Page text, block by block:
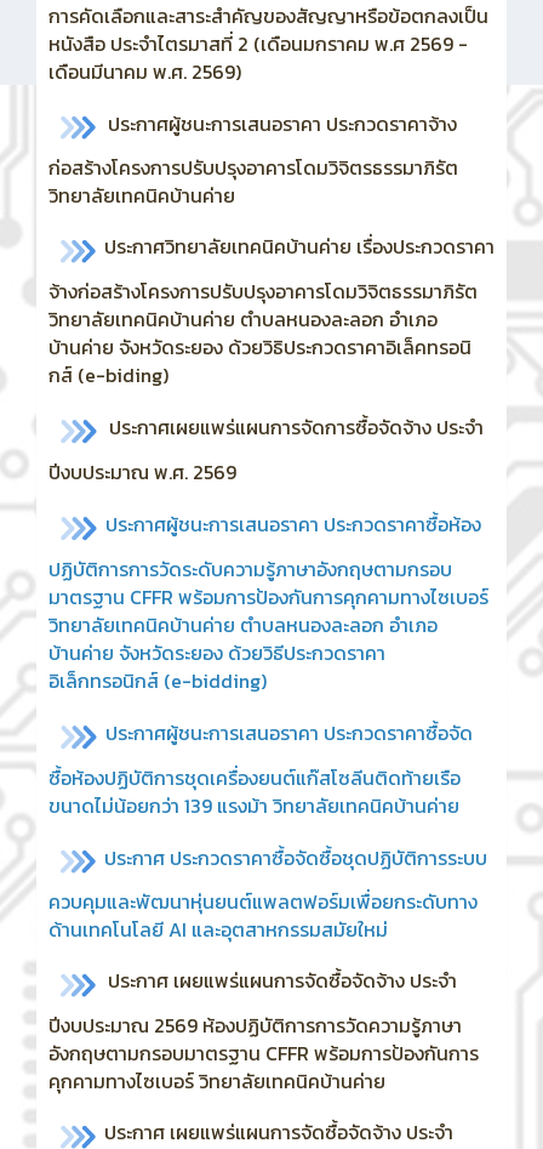
การคัดเลือกและสาระสำคัญของสัญญาหรือข้อตกลงเป็น
หนังสือ ประจำไตรมาสที่ 2 (เดือนมกราคม พ.ศ 2569 -
เดือนมีนาคม พ.ศ. 2569)
ประกาศผู้ชนะการเสนอราคา ประกวดราคาจ้าง
ก่อสร้างโครงการปรับปรุงอาคารโดมวิจิตรธรรมาภิรัต
วิทยาลัยเทคนิคบ้านค่าย
ประกาศวิทยาลัยเทคนิคบ้านค่าย เรื่องประกวดราคา
จ้างก่อสร้างโครงการปรับปรุงอาคารโดมวิจิตธรรมาภิรัต
วิทยาลัยเทคนิคบ้านค่าย ตำบลหนองละลอก อำเภอ
บ้านค่าย จังหวัดระยอง ด้วยวิธิประกวดราคาอิเล็คทรอนิ
กส์ (e-biding)
ประกาศเผยแพร่แผนการจัดการซื้อจัดจ้าง ประจำ
ปีงบประมาณ พ.ศ. 2569
ประกาศผู้ชนะการเสนอราคา ประกวดราคาซื้อห้อง
ปฏิบัติการการวัดระดับความรู้ภาษาอังกฤษตามกรอบ
มาตรฐาน CFFR พร้อมการป้องกันการคุกคามทางไซเบอร์
วิทยาลัยเทคนิคบ้านค่าย ตำบลหนองละลอก อำเภอ
บ้านค่าย จังหวัดระยอง ด้วยวิธีประกวดราคา
อิเล็กทรอนิกส์ (e-bidding)
ประกาศผู้ชนะการเสนอราคา ประกวดราคาซื้อจัด
ซื้อห้องปฏิบัติการชุดเครื่องยนต์แก๊สโซลีนติดท้ายเรือ
ขนาดไม่น้อยกว่า 139 แรงม้า วิทยาลัยเทคนิคบ้านค่าย
ประกาศ ประกวดราคาซื้อจัดซื้อชุดปฏิบัติการระบบ
ควบคุมและพัฒนาหุ่นยนต์แพลตฟอร์มเพื่อยกระดับทาง
ด้านเทคโนโลยี AI และอุตสาหกรรมสมัยใหม่
ประกาศ เผยแพร่แผนการจัดซื้อจัดจ้าง ประจำ
ปีงบประมาณ 2569 ห้องปฏิบัติการการวัดความรู้ภาษา
อังกฤษตามกรอบมาตรฐาน CFFR พร้อมการป้องกันการ
คุกคามทางไซเบอร์ วิทยาลัยเทคนิคบ้านค่าย
ประกาศ เผยแพร่แผนการจัดซื้อจัดจ้าง ประจำ